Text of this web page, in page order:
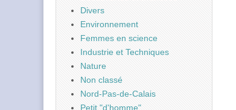
Divers
Environnement
Femmes en science
Industrie et Techniques
Nature
Non classé
Nord-Pas-de-Calais
Petit "d'homme"